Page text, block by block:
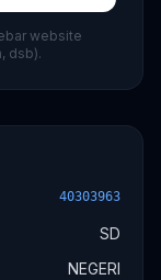
website
dsb).
40303963
SD
NEGERI